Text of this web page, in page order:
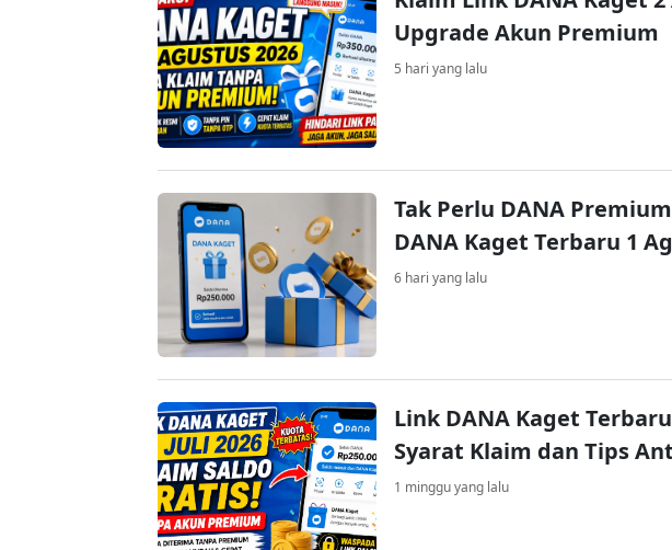
Upgrade Akun Premium
5 hari yang lalu
Tak Perlu DANA
DANA Kaget Terbaru 1
6 hari yang lalu
Link DANA Kaget
Syarat Klaim dan Tips
1 minggu yang lalu